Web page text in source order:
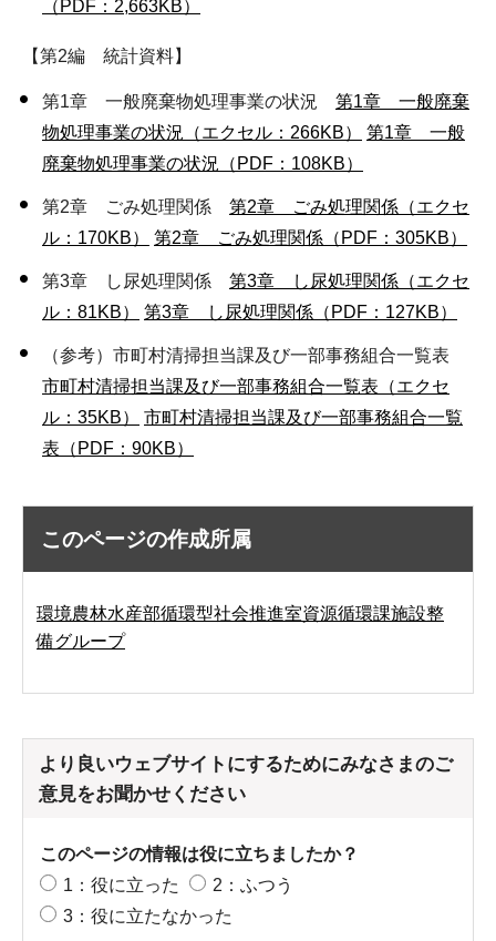
（PDF：2,663KB）
【第2編 統計資料】
第1章 一般廃棄物処理事業の状況 第1章 一般廃棄
物処理事業の状況（エクセル：266KB）
第1章 一般
廃棄物処理事業の状況（PDF：108KB）
第2章 ごみ処理関係 第2章 ごみ処理関係（エクセ
ル：170KB）
第2章 ごみ処理関係（PDF：305KB）
第3章 し尿処理関係 第3章 し尿処理関係（エクセ
ル：81KB）
第3章 し尿処理関係（PDF：127KB）
（参考）市町村清掃担当課及び一部事務組合一覧表
市町村清掃担当課及び一部事務組合一覧表（エクセ
ル：35KB）
市町村清掃担当課及び一部事務組合一覧
表（PDF：90KB）
このページの作成所属
環境農林水産部循環型社会推進室資源循環課施設整
備グループ
より良いウェブサイトにするためにみなさまのご
意見をお聞かせください
このページの情報は役に立ちましたか？
1：役に立った
2：ふつう
3：役に立たなかった